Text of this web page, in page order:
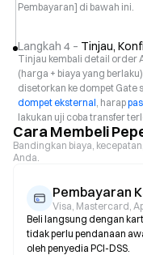
Pembayaran] di bawah ini.
Langkah 4 – Tinjau,
Tinjau kembali detail order
(harga + biaya yang
disetorkan ke dompet Gate
dompet eksternal, harap
lakukan uji coba transfer
Cara Membeli
Bandingkan biaya,
Anda.
Pembayaran
Visa, Mastercard,
Beli langsung dengan
tidak perlu pendanaan
oleh penyedia PCI-DSS.